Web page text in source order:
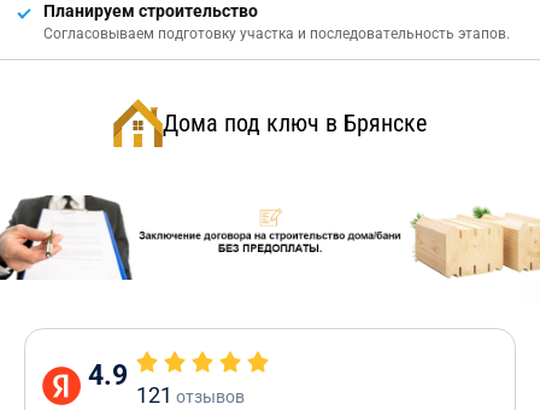
Планируем строительство
Согласовываем подготовку участка и последовательность этапов.
Дома под ключ в Брянске
4.9
121 отзывов